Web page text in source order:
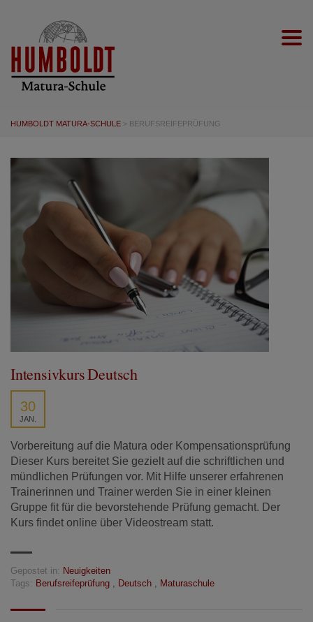
HUMBOLDT MATURA-SCHULE > BERUFSREIFEPRÜFUNG
Intensivkurs Deutsch
30
JAN.
Vorbereitung auf die Matura oder Kompensationsprüfung
Dieser Kurs bereitet Sie gezielt auf die schriftlichen und
mündlichen Prüfungen vor. Mit Hilfe unserer erfahrenen
Trainerinnen und Trainer werden Sie in einer kleinen
Gruppe fit für die bevorstehende Prüfung gemacht. Der
Kurs findet online über Videostream statt.
Gepostet in: Neuigkeiten
Tags: Berufsreifeprüfung Deutsch Maturaschule